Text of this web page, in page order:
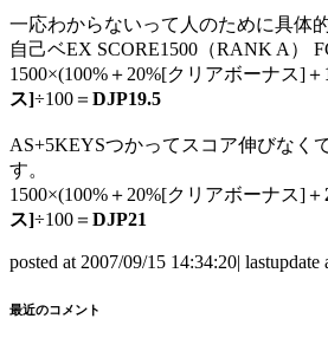
一応わからないって人のために具体
自己ベEX SCORE1500（RANK A）
1500×(100%＋20%[クリアボーナス]＋
ス]÷100＝ DJP19.5
AS+5KEYSつかってスコア伸びなく
す。
1500×(100%＋20%[クリアボーナス]＋
ス]÷100＝ DJP21
posted at 2007/09/15 14:34:20|
最近のコメント